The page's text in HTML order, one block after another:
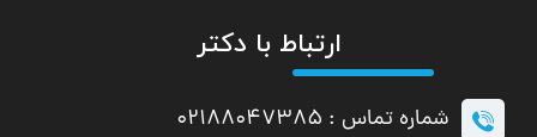
ارتباط با دکتر
شماره تماس : 02188047385